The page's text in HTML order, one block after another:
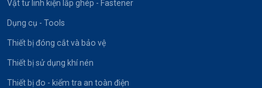
Vật tư linh kiện lắp ghép - Fastener
Dụng cụ - Tools
Thiết bị đóng cắt và bảo vệ
Thiết bị sử dụng khí nén
Thiết bị đo - kiểm tra an toàn điện